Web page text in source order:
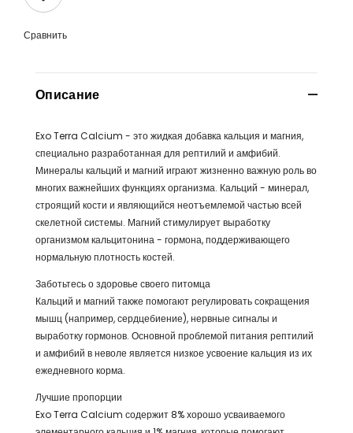
Сравнить
Описание
Exo Terra Calcium - это жидкая добавка кальция и магния,
специально разработанная для рептилий и амфибий.
Минералы кальций и магний играют жизненно важную роль во
многих важнейших функциях организма. Кальций - минерал,
строящий кости и являющийся неотъемлемой частью всей
скелетной системы. Магний стимулирует выработку
организмом кальцитонина - гормона, поддерживающего
нормальную плотность костей.
Заботьтесь о здоровье своего питомца
Кальций и магний также помогают регулировать сокращения
мышц (например, сердцебиение), нервные сигналы и
выработку гормонов. Основной проблемой питания рептилий
и амфибий в неволе является низкое усвоение кальция из их
ежедневного корма.
Лучшие пропорции
Exo Terra Calcium содержит 8% хорошо усваиваемого